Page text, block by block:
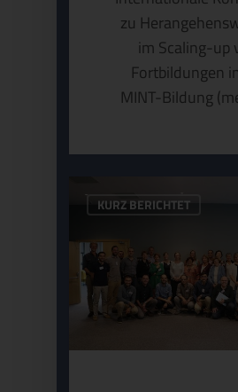
zu
im Scaling-up
Fortbildungen
MINT-Bildung
KURZ BERICHTET